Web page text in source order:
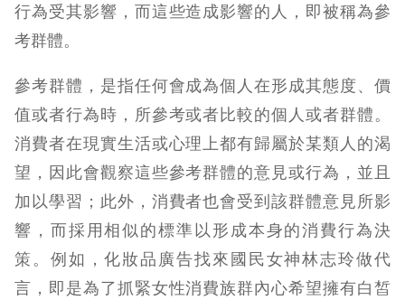
行為受其影響，而這些造成影響的人，即被稱為參
考群體。
參考群體，是指任何會成為個人在形成其態度、價
值或者行為時，所參考或者比較的個人或者群體。
消費者在現實生活或心理上都有歸屬於某類人的渴
望，因此會觀察這些參考群體的意見或行為，並且
加以學習；此外，消費者也會受到該群體意見所影
響，而採用相似的標準以形成本身的消費行為決
策。例如，化妝品廣告找來國民女神林志玲做代
言，即是為了抓緊女性消費族群內心希望擁有白皙